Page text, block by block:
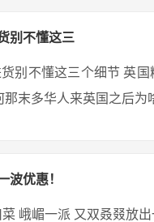
别不懂这三
别不懂这三个细节 英
末多华人来英国之后为
波优惠！
峨嵋一派 又双叒叕放